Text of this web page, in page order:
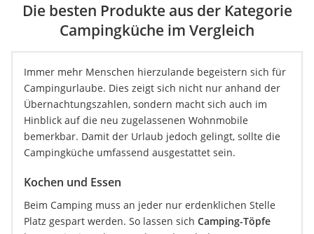
Die besten Produkte aus der Kategorie
Campingküche im Vergleich
Immer mehr Menschen hierzulande begeistern sich für
Campingurlaube. Dies zeigt sich nicht nur anhand der
Übernachtungszahlen, sondern macht sich auch im
Hinblick auf die neu zugelassenen Wohnmobile
bemerkbar. Damit der Urlaub jedoch gelingt, sollte die
Campingküche umfassend ausgestattet sein.
Kochen und Essen
Beim Camping muss an jeder nur erdenklichen Stelle
Platz gespart werden. So lassen sich Camping-Töpfe